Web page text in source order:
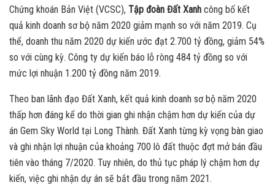
Chứng khoán Bản Việt (VCSC), Tập đoàn Đất Xanh công bố kết
quả kinh doanh sơ bộ năm 2020 giảm mạnh so với năm 2019. Cụ
thể, doanh thu năm 2020 dự kiến ước đạt 2.700 tỷ đồng, giảm 54%
so với cùng kỳ. Công ty dự kiến báo lỗ ròng 484 tỷ đồng so với
mức lợi nhuận 1.200 tỷ đồng năm 2019.
Theo ban lãnh đạo Đất Xanh, kết quả kinh doanh sơ bộ năm 2020
thấp hơn đáng kể do thời gian ghi nhận chậm hơn dự kiến của dự
án Gem Sky World tại Long Thành. Đất Xanh từng kỳ vọng bàn giao
và ghi nhận lợi nhuận của khoảng 700 lô đất thuộc đợt mở bán đầu
tiên vào tháng 7/2020. Tuy nhiên, do thủ tục pháp lý chậm hơn dự
kiến, việc ghi nhận dự án sẽ bắt đầu trong năm 2021.